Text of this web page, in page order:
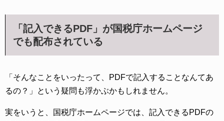
「記入できるPDF」が国税庁ホームページ
でも配布されている
「そんなことをいったって、PDFで記入することなんてあ
るの？」という疑問も浮かぶかもしれません。
実をいうと、国税庁ホームページでは、記入できるPDFの